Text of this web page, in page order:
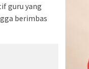
guru yang
berimbas